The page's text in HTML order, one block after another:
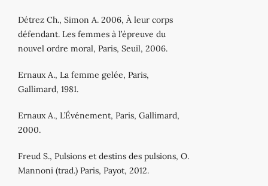
Détrez Ch., Simon A. 2006, À leur corps
défendant. Les femmes à l’épreuve du
nouvel ordre moral, Paris, Seuil, 2006.
Ernaux A., La femme gelée, Paris,
Gallimard, 1981.
Ernaux A., L’Événement, Paris, Gallimard,
2000.
Freud S., Pulsions et destins des pulsions, O.
Mannoni (trad.) Paris, Payot, 2012.